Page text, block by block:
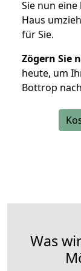
Sie nun
Haus
für Sie.
Zögern Sie
heute, um
Bottrop
Was